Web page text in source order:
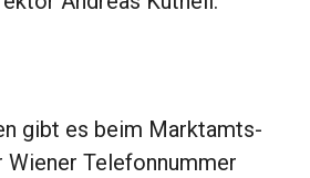
gibt es beim Marktamts-
Telefonnummer